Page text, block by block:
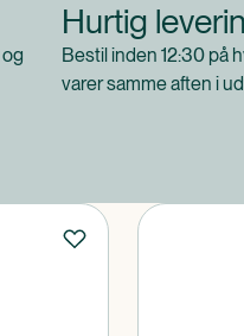
Hurtig
Bestil inden 12:30 på
varer samme aften i